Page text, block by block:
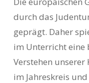
durch das
geprägt. Daher
im Unterricht eine
Verstehen unserer
im Jahreskreis